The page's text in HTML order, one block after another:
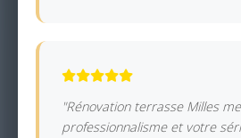
"Rénovation terrasse Milles
professionnalisme et votre